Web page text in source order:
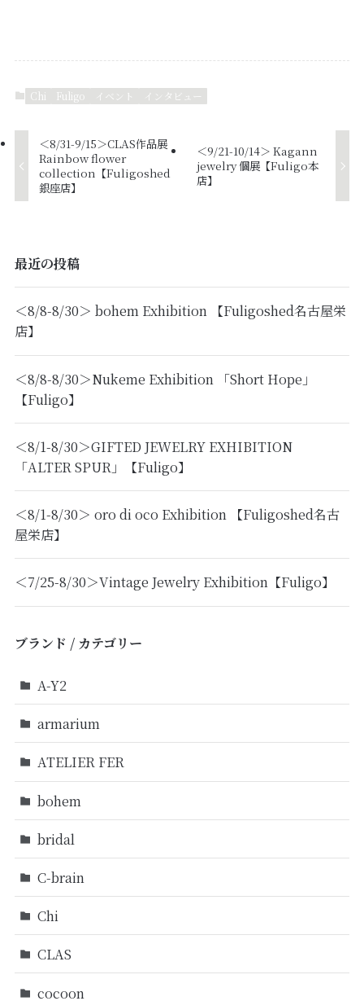
Chi Fuligo イベント インタビュー
＜8/31-9/15＞CLAS作品展
Rainbow flower
collection【Fuligoshed
銀座店】
＜9/21-10/14＞ Kagann
jewelry 個展【Fuligo本
店】
最近の投稿
＜8/8-8/30＞ bohem Exhibition 【Fuligoshed名古屋栄
店】
＜8/8-8/30＞Nukeme Exhibition 「Short Hope」
【Fuligo】
＜8/1-8/30＞GIFTED JEWELRY EXHIBITION
「ALTER SPUR」【Fuligo】
＜8/1-8/30＞ oro di oco Exhibition 【Fuligoshed名古
屋栄店】
＜7/25-8/30＞Vintage Jewelry Exhibition【Fuligo】
ブランド / カテゴリー
A-Y2
armarium
ATELIER FER
bohem
bridal
C-brain
Chi
CLAS
cocoon